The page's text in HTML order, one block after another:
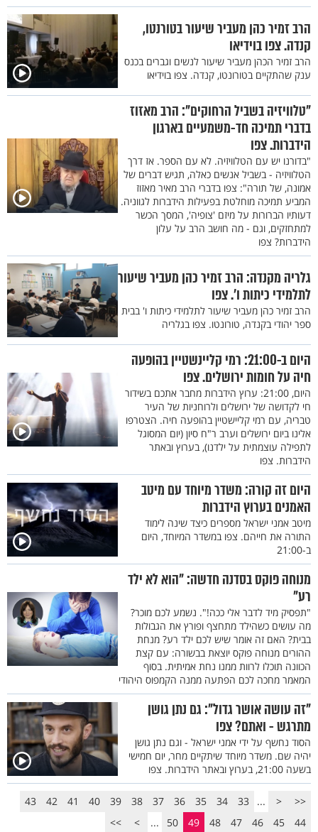
הרב זמיר כהן מעביר שיעור בטורנטו,
קנדה. צפו בוידיאו
הרב זמיר הכהן מעביר שיעור לנשים וגברים בכנס
ענק שהתקיים בטורונטו, קנדה. צפו בוידיאו
"טלוויזיה בשביל הרחוקים": הרב מאזוז
בדברי תמיכה חד-משמעיים בארגון
הידברות. צפו
"בדורנו יש עם הטלוויזיה. לא עם הספר. אז דרך
הטלוויזיה - בשביל אנשים כאלה, תגיש דברים של
אמונה, של תורה": צפו בדברי הרב מאיר מאזוז
המביע תמיכה מוחלטת בפעילות הידברות לגווניה.
דעותיו הברורות על מיזם 'צופיה', המסך הכשר
למתחזקים, וגם - מה חושב הרב על עלון
הידברות? צפו
גלריה מקנדה: הרב זמיר כהן מעביר שיעור
לתלמידי כיתות ו'. צפו
הרב זמיר כהן מעביר שיעור לתלמידי כיתות ו' בבית
ספר יהודי בקנדה, טורונטו. צפו בגלריה
היום ב-21:00: רמי קליינשטיין בהופעה
חיה על חומות ירושלים. צפו
היום, 21:00: ערוץ הידברות מחבר אתכם בשידור
חי לקדושה של ירושלים ולרוחניות של העיר
טבריה, עם רמי קליישטיין בהופעה חיה. הצטרפו
אלינו ביום ירושלים וערב ר"ח סיון (יום המסוגל
לתפילה עוצמתית על ילדנו), בערוץ ובאתר
הידברות. צפו
היום זה קורה: משדר מיוחד עם מיטב
האמנים בערוץ הידברות
מיטב אמני ישראל מספרים כיצד שינה לימוד
התורה את חייהם. צפו במשדר המיוחד, היום
ב-21:00
מנוחה פוקס בסדנה חדשה: "הוא לא ילד
רע"
"תפסיק מיד לדבר אלי ככה!". נשמע לכם מוכר?
מה עושים כשהילד מתחצף ופורץ את הגבולות
בבית? האם זה אומר שיש לכם ילד רע? מנחת
ההורים מנוחה פוקס יוצאת בבשורה: עם קצת
הכוונה תוכלו לרוות ממנו נחת אמיתית. בסוף
המאמר מחכה לכם הפתעה ממנה הקמפוס היהודי
"זה עושה אושר גדול": גם נתן גושן
מתרגש - ואתם? צפו
הסוד נחשף על ידי אמני ישראל - וגם נתן גושן
יהיה שם. משדר מיוחד שיתקיים מחר, יום חמישי
בשעה 21:00, בערוץ ובאתר הידברות. צפו
<<
<
...
33
34
35
36
37
38
39
40
41
42
43
44
45
46
47
48
49
50
...
>
>>